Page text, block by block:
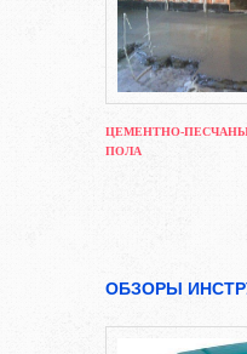
ЦЕМЕНТНО-
ПОЛА
ОБЗОРЫ